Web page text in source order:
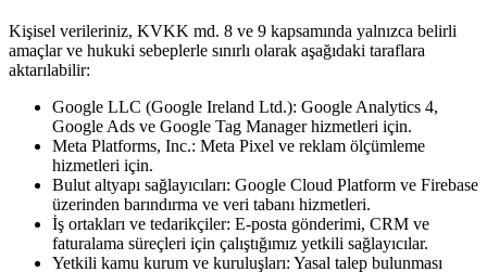
Kişisel verileriniz, KVKK md. 8 ve 9 kapsamında yalnızca belirli
amaçlar ve hukuki sebeplerle sınırlı olarak aşağıdaki taraflara
aktarılabilir:
Google LLC (Google Ireland Ltd.): Google Analytics 4,
Google Ads ve Google Tag Manager hizmetleri için.
Meta Platforms, Inc.: Meta Pixel ve reklam ölçümleme
hizmetleri için.
Bulut altyapı sağlayıcıları: Google Cloud Platform ve Firebase
üzerinden barındırma ve veri tabanı hizmetleri.
İş ortakları ve tedarikçiler: E-posta gönderimi, CRM ve
faturalama süreçleri için çalıştığımız yetkili sağlayıcılar.
Yetkili kamu kurum ve kuruluşları: Yasal talep bulunması